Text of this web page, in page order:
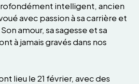
intelligent, ancien
avec passion à sa carrière et
amour, sa sagesse et sa
à jamais gravés dans nos
lieu le 21 février, avec des